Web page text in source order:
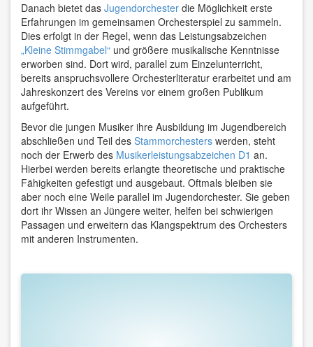
Danach bietet das Jugendorchester die Möglichkeit erste
Erfahrungen im gemeinsamen Orchesterspiel zu sammeln.
Dies erfolgt in der Regel, wenn das Leistungsabzeichen
„Kleine Stimmgabel“ und größere musikalische Kenntnisse
erworben sind. Dort wird, parallel zum Einzelunterricht,
bereits anspruchsvollere Orchesterliteratur erarbeitet und am
Jahreskonzert des Vereins vor einem großen Publikum
aufgeführt.
Bevor die jungen Musiker ihre Ausbildung im Jugendbereich
abschließen und Teil des Stammorchesters werden, steht
noch der Erwerb des Musikerleistungsabzeichen D1 an.
Hierbei werden bereits erlangte theoretische und praktische
Fähigkeiten gefestigt und ausgebaut. Oftmals bleiben sie
aber noch eine Weile parallel im Jugendorchester. Sie geben
dort ihr Wissen an Jüngere weiter, helfen bei schwierigen
Passagen und erweitern das Klangspektrum des Orchesters
mit anderen Instrumenten.